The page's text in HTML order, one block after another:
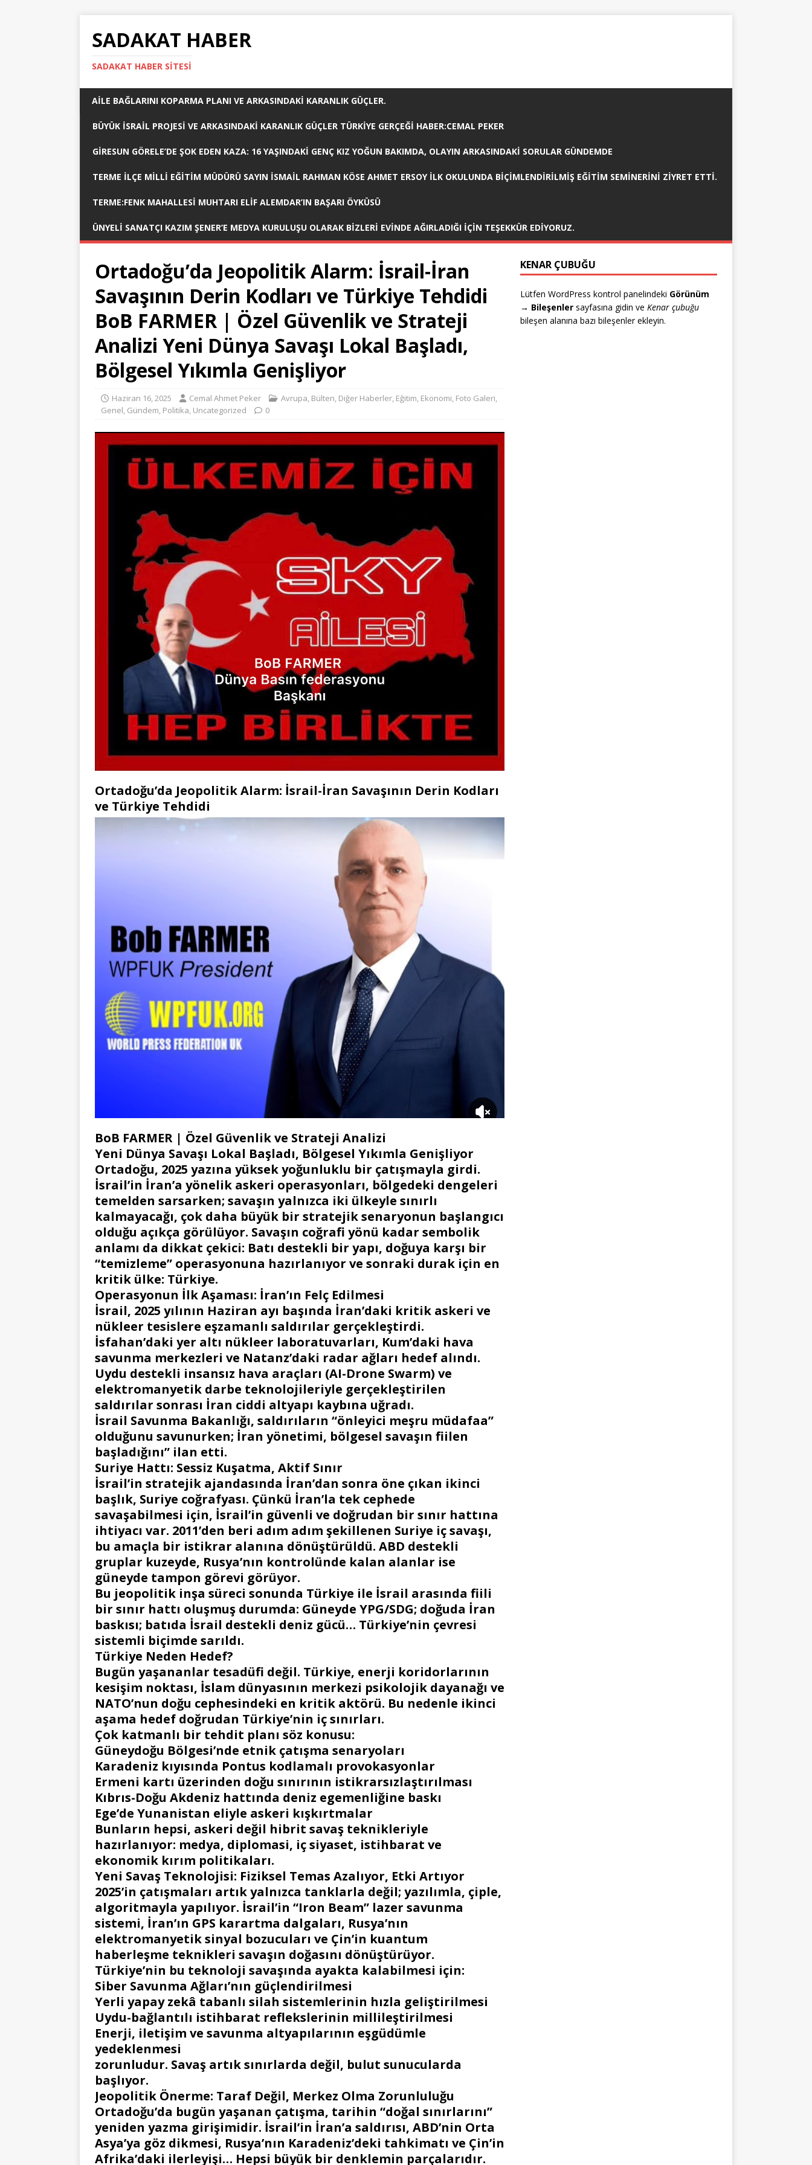
SADAKAT HABER
SADAKAT HABER SITESI
AİLE BAĞLARINI KOPARMA PLANI VE ARKASINDAKİ KARANLIK GÜÇLER.
BÜYÜK İSRAİL PROJESİ VE ARKASINDAKİ KARANLIK GÜÇLER TÜRKİYE GERÇEĞİ HABER:CEMAL PEKER
GİRESUN GÖRELE’DE ŞOK EDEN KAZA: 16 YAŞINDAKİ GENÇ KIZ YOĞUN BAKIMDA, OLAYIN ARKASINDAKİ SORULAR GÜNDEMDE
TERME İLÇE MİLLİ EĞİTİM MÜDÜRÜ SAYIN İSMAİL RAHMAN KÖSE AHMET ERSOY İLK OKULUNDA BİÇİMLENDİRİLMİŞ EĞİTİM SEMİNERİNI ZİYRET ETTİ.
TERME:FENK MAHALLESİ MUHTARI ELİF ALEMDAR’IN BAŞARI ÖYKÜSÜ
ÜNYELI SANATÇI KAZIM ŞENER’E MEDYA KURULUŞU OLARAK BIZLERI EVINDE AĞIRLADIĞI İÇIN TEŞEKKÜR EDIYORUZ.
Ortadoğu’da Jeopolitik Alarm: İsrail-İran
Savaşının Derin Kodları ve Türkiye Tehdidi
BoB FARMER | Özel Güvenlik ve Strateji
Analizi Yeni Dünya Savaşı Lokal Başladı,
Bölgesel Yıkımla Genişliyor
Haziran 16, 2025 Cemal Ahmet Peker Avrupa, Bülten, Diğer Haberler, Eğitim, Ekonomi, Foto Galeri,
Genel, Gündem, Politika, Uncategorized 0
Ortadoğu’da Jeopolitik Alarm: İsrail-İran Savaşının Derin Kodları
ve Türkiye Tehdidi
BoB FARMER | Özel Güvenlik ve Strateji Analizi
Yeni Dünya Savaşı Lokal Başladı, Bölgesel Yıkımla Genişliyor
Ortadoğu, 2025 yazına yüksek yoğunluklu bir çatışmayla girdi.
İsrail’in İran’a yönelik askeri operasyonları, bölgedeki dengeleri
temelden sarsarken; savaşın yalnızca iki ülkeyle sınırlı
kalmayacağı, çok daha büyük bir stratejik senaryonun başlangıcı
olduğu açıkça görülüyor. Savaşın coğrafi yönü kadar sembolik
anlamı da dikkat çekici: Batı destekli bir yapı, doğuya karşı bir
“temizleme” operasyonuna hazırlanıyor ve sonraki durak için en
kritik ülke: Türkiye.
Operasyonun İlk Aşaması: İran’ın Felç Edilmesi
İsrail, 2025 yılının Haziran ayı başında İran’daki kritik askeri ve
nükleer tesislere eşzamanlı saldırılar gerçekleştirdi.
İsfahan’daki yer altı nükleer laboratuvarları, Kum’daki hava
savunma merkezleri ve Natanz’daki radar ağları hedef alındı.
Uydu destekli insansız hava araçları (AI-Drone Swarm) ve
elektromanyetik darbe teknolojileriyle gerçekleştirilen
saldırılar sonrası İran ciddi altyapı kaybına uğradı.
İsrail Savunma Bakanlığı, saldırıların “önleyici meşru müdafaa”
olduğunu savunurken; İran yönetimi, bölgesel savaşın fiilen
başladığını” ilan etti.
Suriye Hattı: Sessiz Kuşatma, Aktif Sınır
İsrail’in stratejik ajandasında İran’dan sonra öne çıkan ikinci
başlık, Suriye coğrafyası. Çünkü İran’la tek cephede
savaşabilmesi için, İsrail’in güvenli ve doğrudan bir sınır hattına
ihtiyacı var. 2011’den beri adım adım şekillenen Suriye iç savaşı,
bu amaçla bir istikrar alanına dönüştürüldü. ABD destekli
gruplar kuzeyde, Rusya’nın kontrolünde kalan alanlar ise
güneyde tampon görevi görüyor.
Bu jeopolitik inşa süreci sonunda Türkiye ile İsrail arasında fiili
bir sınır hattı oluşmuş durumda: Güneyde YPG/SDG; doğuda İran
baskısı; batıda İsrail destekli deniz gücü… Türkiye’nin çevresi
sistemli biçimde sarıldı.
Türkiye Neden Hedef?
Bugün yaşananlar tesadüfi değil. Türkiye, enerji koridorlarının
kesişim noktası, İslam dünyasının merkezi psikolojik dayanağı ve
NATO’nun doğu cephesindeki en kritik aktörü. Bu nedenle ikinci
aşama hedef doğrudan Türkiye’nin iç sınırları.
Çok katmanlı bir tehdit planı söz konusu:
Güneydoğu Bölgesi’nde etnik çatışma senaryoları
Karadeniz kıyısında Pontus kodlamalı provokasyonlar
Ermeni kartı üzerinden doğu sınırının istikrarsızlaştırılması
Kıbrıs-Doğu Akdeniz hattında deniz egemenliğine baskı
Ege’de Yunanistan eliyle askeri kışkırtmalar
Bunların hepsi, askeri değil hibrit savaş teknikleriyle
hazırlanıyor: medya, diplomasi, iç siyaset, istihbarat ve
ekonomik kırım politikaları.
Yeni Savaş Teknolojisi: Fiziksel Temas Azalıyor, Etki Artıyor
2025’in çatışmaları artık yalnızca tanklarla değil; yazılımla, çiple,
algoritmayla yapılıyor. İsrail’in “Iron Beam” lazer savunma
sistemi, İran’ın GPS karartma dalgaları, Rusya’nın
elektromanyetik sinyal bozucuları ve Çin’in kuantum
haberleşme teknikleri savaşın doğasını dönüştürüyor.
Türkiye’nin bu teknoloji savaşında ayakta kalabilmesi için:
Siber Savunma Ağları’nın güçlendirilmesi
Yerli yapay zekâ tabanlı silah sistemlerinin hızla geliştirilmesi
Uydu-bağlantılı istihbarat reflekslerinin millileştirilmesi
Enerji, iletişim ve savunma altyapılarının eşgüdümle
yedeklenmesi
zorunludur. Savaş artık sınırlarda değil, bulut sunucularda
başlıyor.
Jeopolitik Önerme: Taraf Değil, Merkez Olma Zorunluluğu
Ortadoğu’da bugün yaşanan çatışma, tarihin “doğal sınırlarını”
yeniden yazma girişimidir. İsrail’in İran’a saldırısı, ABD’nin Orta
Asya’ya göz dikmesi, Rusya’nın Karadeniz’deki tahkimatı ve Çin’in
Afrika’daki ilerleyişi… Hepsi büyük bir denklemin parçalarıdır.
KENAR ÇUBUĞU
Lütfen WordPress kontrol panelindeki Görünüm
→ Bileşenlersayfasına gidin ve Kenar çubuğu
bileşen alanına bazı bileşenler ekleyin.